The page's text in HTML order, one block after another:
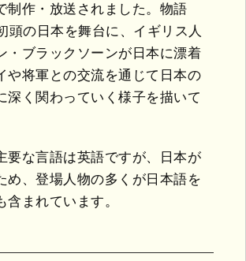
制作・放送されました。物語
頭の日本を舞台に、イギリス人
・ブラックソーンが日本に漂着
や将軍との交流を通じて日本の
深く関わっていく様子を描いて
要な言語は英語ですが、日本が
め、登場人物の多くが日本語を
含まれています。